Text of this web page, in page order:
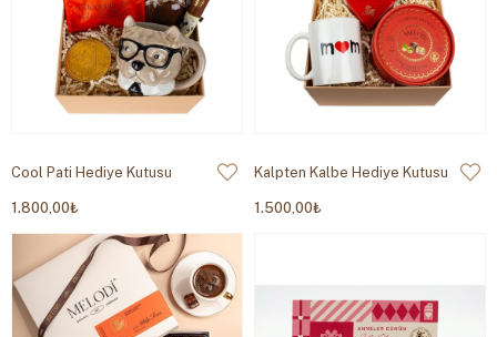
Cool Pati Hediye Kutusu
1.800,00₺
Kalpten Kalbe Hediye Kutusu
1.500,00₺